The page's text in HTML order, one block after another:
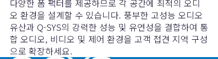
다양한 폼 팩터를 제공하므로 각 공간에 최적의 오디
오 환경을 설계할 수 있습니다. 풍부한 고성능 오디오
유산과 Q-SYS의 강력한 성능 및 유연성을 결합하여 통
합 오디오, 비디오 및 제어 환경을 고객 접견 지역 구성
으로 확장하세요.